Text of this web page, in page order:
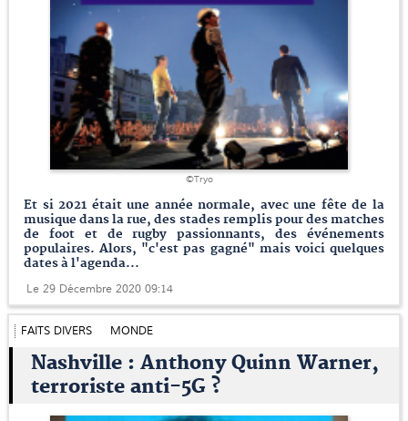
©Tryo
Et si 2021 était une année normale, avec une fête de la
musique dans la rue, des stades remplis pour des matches
de foot et de rugby passionnants, des événements
populaires. Alors, "c'est pas gagné" mais voici quelques
dates à l'agenda...
Le 29 Décembre 2020 09:14
FAITS DIVERS MONDE
Nashville : Anthony Quinn Warner,
terroriste anti-5G ?